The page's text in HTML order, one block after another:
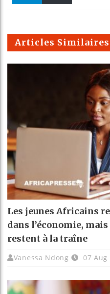
m
Articles Similaires
Les jeunes Africains
dans l’économie,
restent à la traîne
Vanessa Ndong 07 Aug